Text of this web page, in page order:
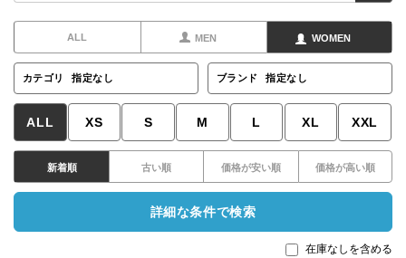
ALL MEN WOMEN
カテゴリ 指定なし ブランド 指定なし
ALL XS S M L XL XXL
新着順 古い順 価格が安い順 価格が高い順
詳細な条件で検索
在庫なしを含める